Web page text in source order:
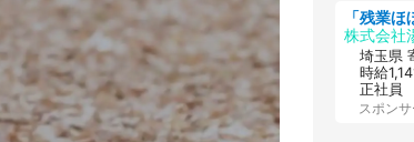
埼玉県
時給
正社員
スポン